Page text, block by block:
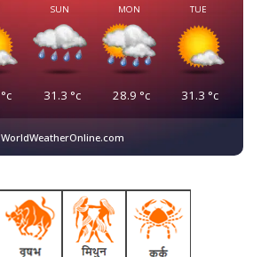
°c
SUN
31.3 °c
MON
28.9 °c
TUE
31.3 °c
WorldWeatherOnline.com